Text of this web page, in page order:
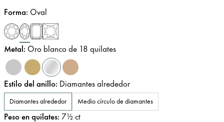
Forma: Oval
Metal: Oro blanco de 18 quilates
Estilo del anillo: Diamantes alrededor
Diamantes alrededor Medio círculo de diamantes
Peso en quilates: 7½ ct